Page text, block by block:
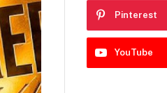
Pinterest
YouTube